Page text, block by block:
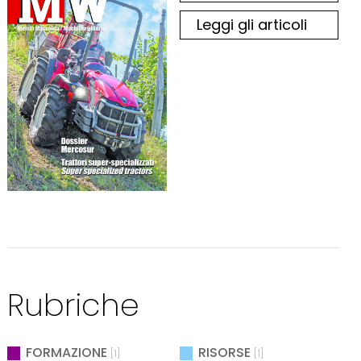
Leggi gli articoli
Rubriche
FORMAZIONE [1] RISORSE [1]